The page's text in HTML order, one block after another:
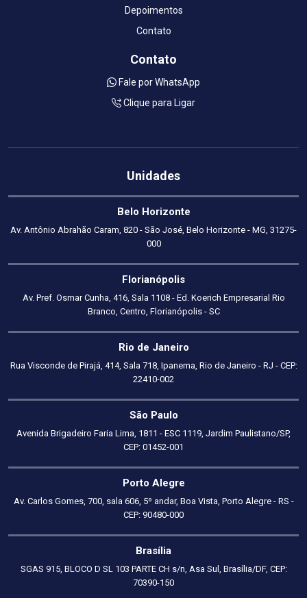
Depoimentos
Contato
Contato
Fale por WhatsApp
Clique para Ligar
Unidades
Belo Horizonte
Av. Antônio Abrahão Caram, 820 - São José, Belo Horizonte - MG, 31275-
000
Florianópolis
Av. Pref. Osmar Cunha, 416, Sala 1108 - Ed. Koerich Empresarial Rio
Branco, Centro, Florianópolis - SC
Rio de Janeiro
Rua Visconde de Pirajá, 414, Sala 718, Ipanema, Rio de Janeiro - RJ - CEP:
22410-002
São Paulo
Avenida Brigadeiro Faria Lima, 1811 - ESC 1119, Jardim Paulistano/SP,
CEP: 01452-001
Porto Alegre
Av. Carlos Gomes, 700, sala 606, 5º andar, Boa Vista, Porto Alegre - RS -
CEP: 90480-000
Brasília
SGAS 915, BLOCO D SL 103 PARTE CH s/n, Asa Sul, Brasília/DF, CEP:
70390-150